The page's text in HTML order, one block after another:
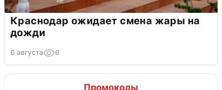
Краснодар ожидает смена жары на
дожди
6 августа 6
Промокоды